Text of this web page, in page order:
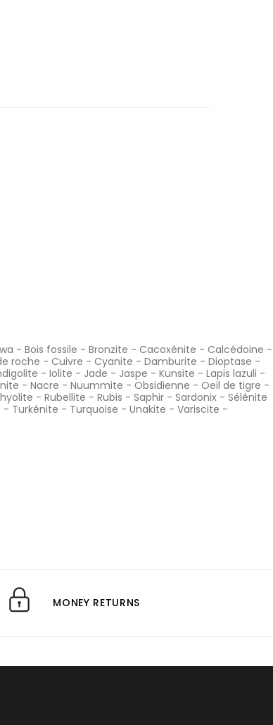
- Bois fossile - Bronzite - Cacoxénite - Calcédoine -
roche - Cuivre - Cyanite - Damburite - Dioptase -
- Iolite - Jade - Jaspe - Kunsite - Lapis lazuli -
- Nacre - Nuummite - Obsidienne - Oeil de tigre -
- Rubellite - Rubis - Saphir - Sardonix - Sélénite
- Turkénite - Turquoise - Unakite - Variscite -
MONEY RETURNS